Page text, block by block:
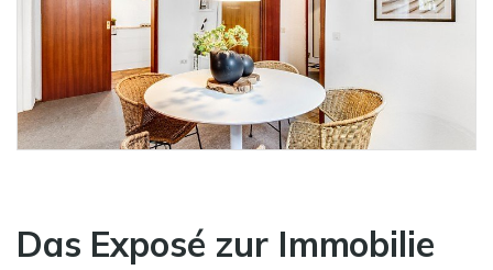
Das Exposé zur Immobilie